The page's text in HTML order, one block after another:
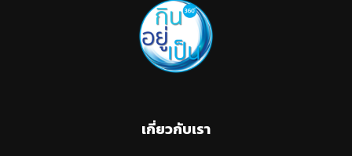
เกี่ยวกับเรา